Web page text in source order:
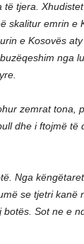
tjera.
skalitur emrin e
e Kosovës
nga
zemrat tona,
dhe i ftojmë të
Nga
se tjetri kanë
Sot ne e